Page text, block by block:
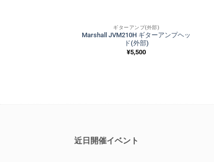
ギターアンプ(外部)
Marshall JVM210H ギターアンプヘッ
ド(外部)
¥5,500
近日開催イベント